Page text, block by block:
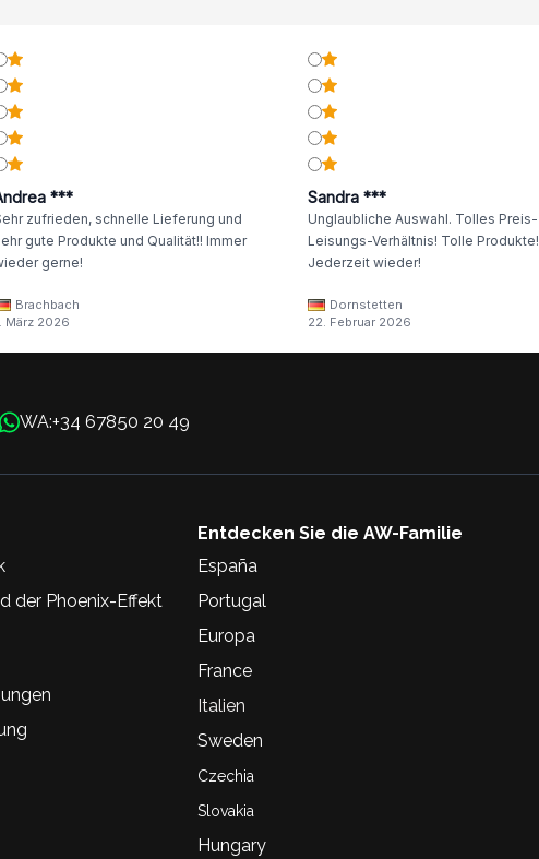
***
zufrieden, schnelle Lieferung und
gute Produkte und Qualität!! Immer
gerne!
Brachbach
März 2026
Sandra ***
Unglaubliche Auswahl. Tolles Preis-
Leisungs-Verhältnis! Tolle Produkte!
Jederzeit wieder!
Dornstetten
22. Februar 2026
WA:+34 67850 20 49
der Phoenix-Effekt
Entdecken Sie die AW-Familie
España
Portugal
Europa
France
Italien
Sweden
Czechia
Slovakia
Hungary